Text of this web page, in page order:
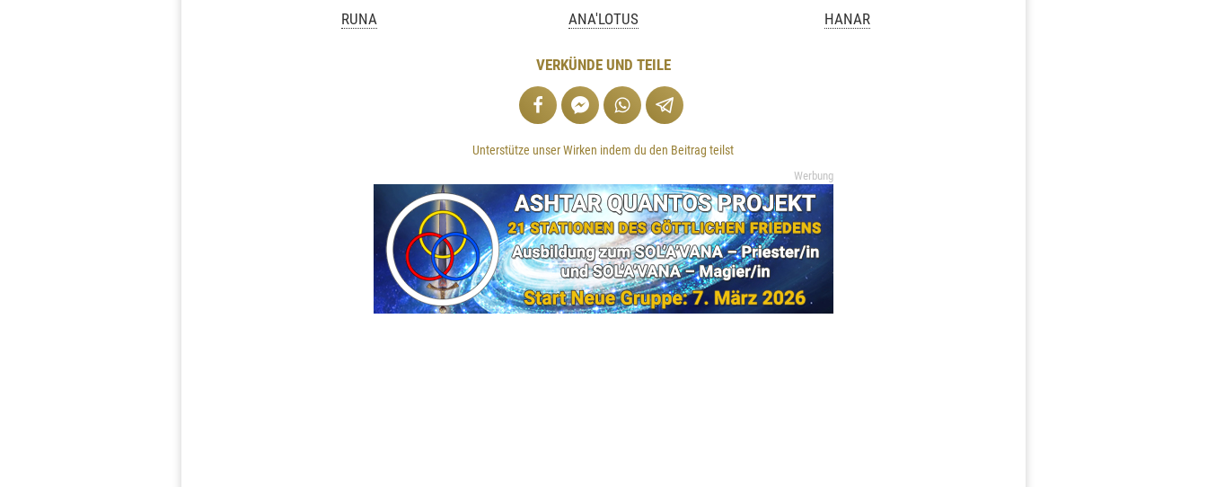
RUNA ANA'LOTUS HANAR
VERKÜNDE UND TEILE
Unterstütze unser Wirken indem du den Beitrag teilst
Werbung